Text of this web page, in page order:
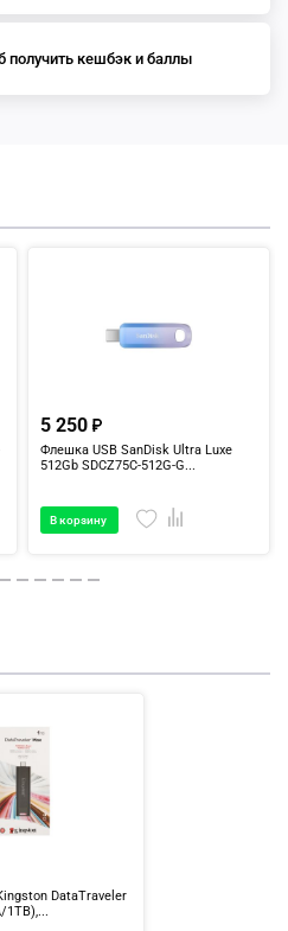
получить кешбэк и баллы
5 250
Флешка USB SanDisk Ultra Luxe
512Gb SDCZ75C-512G-G...
В корзину
DataTraveler
1TB),...